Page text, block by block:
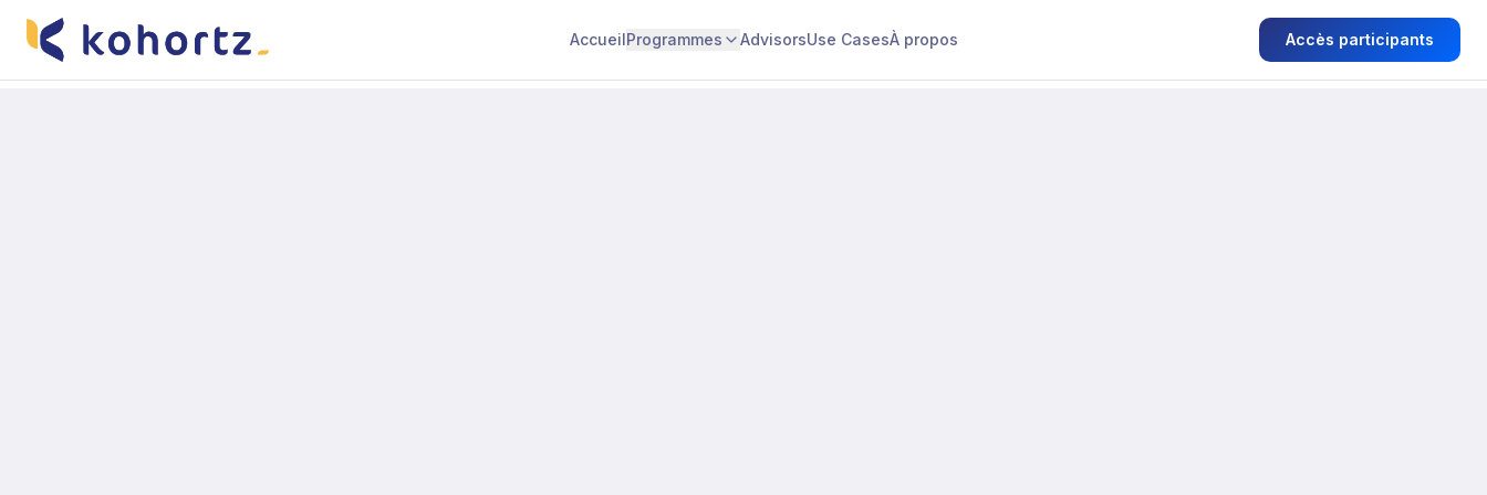
AccueilProgrammes AdvisorsUse CasesÀ propos Accès participants